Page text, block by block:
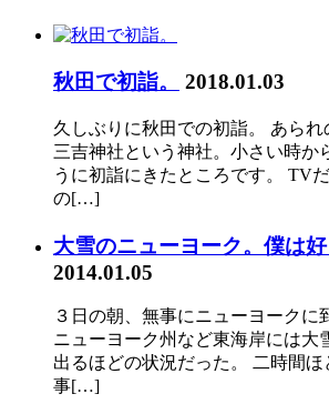
秋田で初詣。 2018.01.03
久しぶりに秋田での初詣。 あら
三吉神社という神社。小さい時か
うに初詣にきたところです。 TV
の[…]
大雪のニューヨーク。僕は好
2014.01.05
３日の朝、無事にニューヨークに
ニューヨーク州など東海岸には大
出るほどの状況だった。 二時間
事[…]